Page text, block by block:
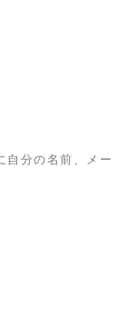
自分の名前、メー